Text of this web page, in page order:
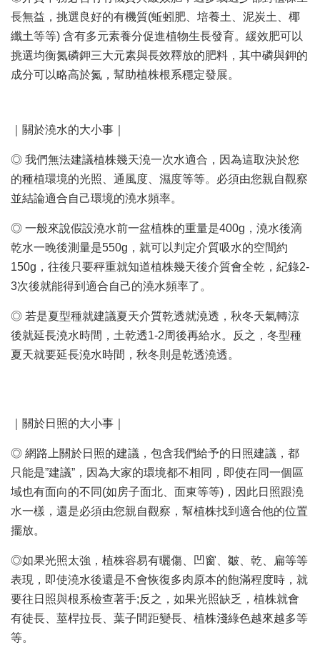
長無益，挑選良好的有機質(蚯蚓肥、培養土、泥炭土、椰
纖土等等) 含有多元素養分促進植物生長發育。緩效肥可以
挑選均衡氮磷鉀三大元素與長效釋放的肥料，其中磷與鉀的
成分可以略高於氮，幫助植株根系穩定發展。
｜關於澆水的大小事｜
◎ 我們無法建議植株幾天澆一次水適合，因為這取決於您
的種植環境的光照、通風度、濕度等等。必須由您親自觀察
並結論適合自己環境的澆水頻率。
◎ 一般來說假設澆水前一盆植株的重量是400g，澆水後滴
乾水一晚後測量是550g，就可以判定介質吸水的空間約
150g，往後只要秤重就知道植株幾天後介質會全乾，紀錄2-
3次後就能得到適合自己的澆水頻率了。
◎ 若是夏型種就建議夏天介質乾透就澆透，秋冬天氣轉涼
後就延長澆水時間，土乾透1-2周後再給水。反之，冬型種
夏天就要延長澆水時間，秋冬則是乾透澆透。
｜關於日照的大小事｜
◎ 網路上關於日照的建議，包含我們給予的日照建議，都
只能是”建議”，因為大家的環境都不相同，即使在同一個區
域也有面向的不同(如房子面北、面東等等)，因此日照跟澆
水一樣，還是必須由您親自觀察，幫植株找到適合他的位置
擺放。
◎如果光照太強，植株容易有曬傷、凹窗、皺、乾、扁等等
表現，即使澆水後還是不會恢復多肉原本的飽滿程度時，就
要往日照與根系檢查著手;反之，如果光照缺乏，植株就會
有徒長、莖桿拉長、葉子間距變長、植株淺綠色越來越多等
等。